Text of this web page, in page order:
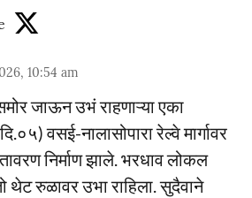
10:54 am
जाऊन उभं राहणाऱ्या एका
वसई-नालासोपारा रेल्वे मार्गावर
निर्माण झाले. भरधाव लोकल
थेट रुळावर उभा राहिला. सुदैवाने